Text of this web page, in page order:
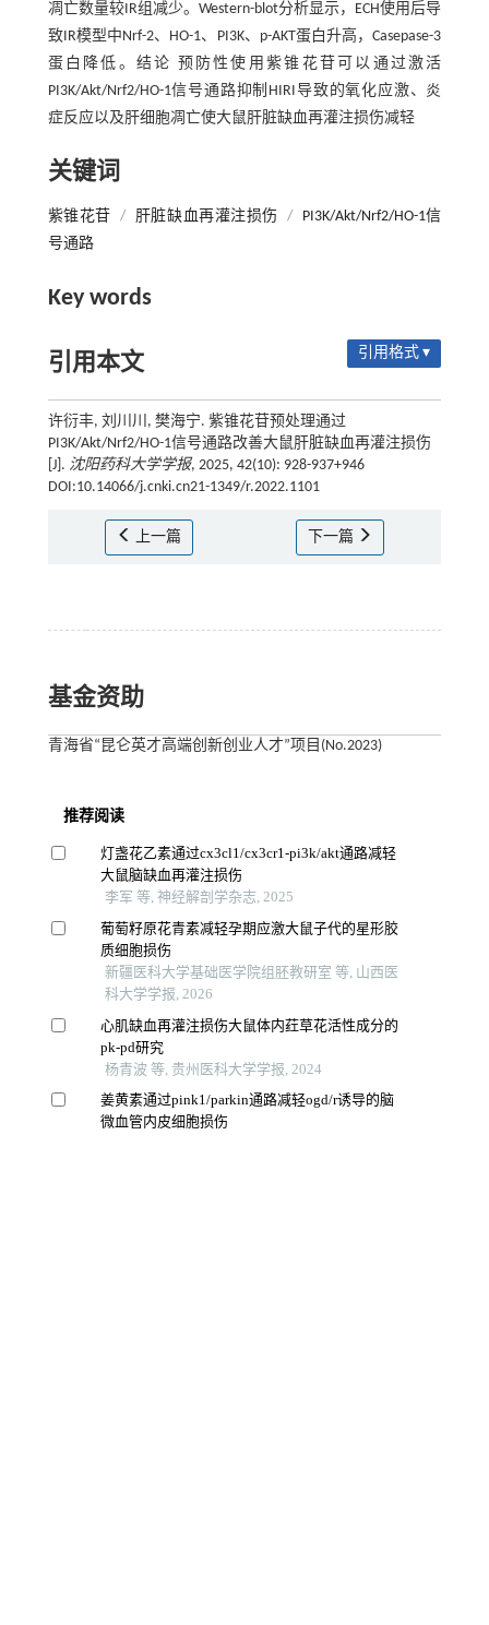
凋亡数量较IR组减少。Western-blot分析显示，ECH使用后导
致IR模型中Nrf-2、HO-1、PI3K、p-AKT蛋白升高，Casepase-3
蛋白降低。结论 预防性使用紫锥花苷可以通过激活
PI3K/Akt/Nrf2/HO-1信号通路抑制HIRI导致的氧化应激、炎
症反应以及肝细胞凋亡使大鼠肝脏缺血再灌注损伤减轻
关键词
紫锥花苷 / 肝脏缺血再灌注损伤 /
PI3K/Akt/Nrf2/HO-1信
号通路
Key words
引用本文 引用格式 ▾
许衍丰, 刘川川, 樊海宁. 紫锥花苷预处理通过
PI3K/Akt/Nrf2/HO-1信号通路改善大鼠肝脏缺血再灌注损伤
[J]. 沈阳药科大学学报, 2025, 42(10): 928-937+946
DOI:10.14066/j.cnki.cn21-1349/r.2022.1101
上一篇 下一篇
基金资助
青海省“昆仑英才高端创新创业人才”项目(No.2023)